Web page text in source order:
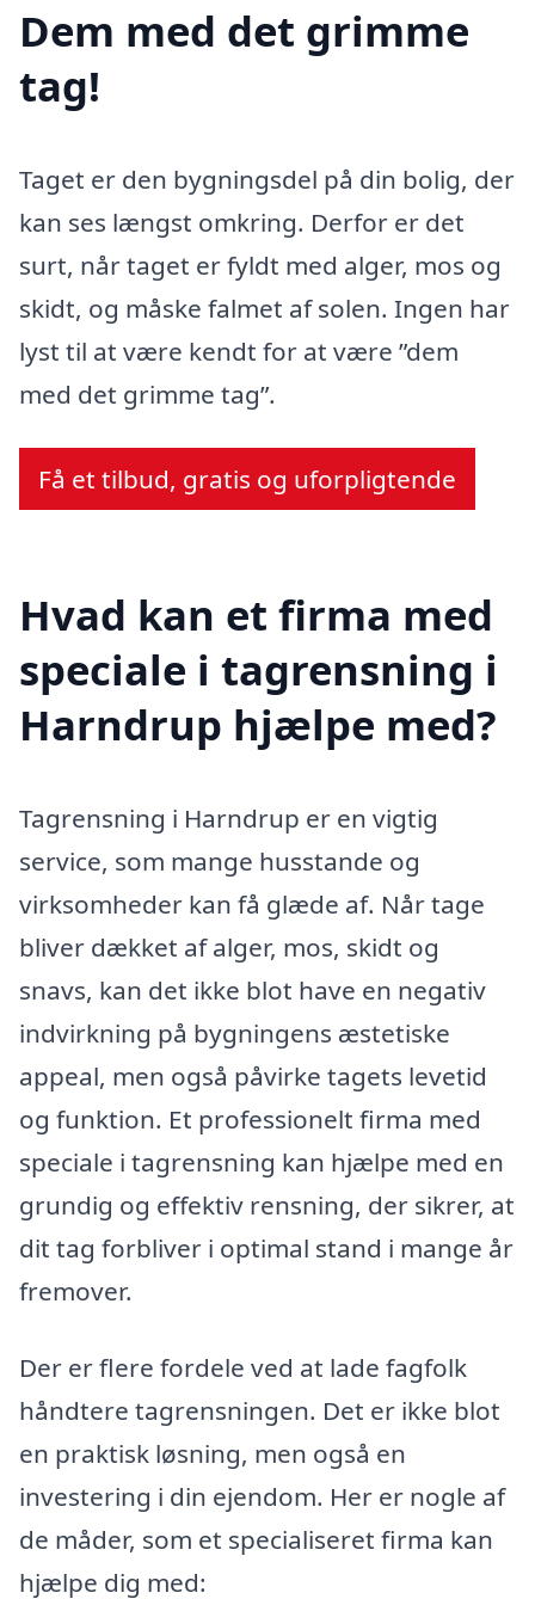
Dem med det grimme
tag!
Taget er den bygningsdel på din bolig, der
kan ses længst omkring. Derfor er det
surt, når taget er fyldt med alger, mos og
skidt, og måske falmet af solen. Ingen har
lyst til at være kendt for at være ”dem
med det grimme tag”.
Få et tilbud, gratis og uforpligtende
Hvad kan et firma med
speciale i tagrensning i
Harndrup hjælpe med?
Tagrensning i Harndrup er en vigtig
service, som mange husstande og
virksomheder kan få glæde af. Når tage
bliver dækket af alger, mos, skidt og
snavs, kan det ikke blot have en negativ
indvirkning på bygningens æstetiske
appeal, men også påvirke tagets levetid
og funktion. Et professionelt firma med
speciale i tagrensning kan hjælpe med en
grundig og effektiv rensning, der sikrer, at
dit tag forbliver i optimal stand i mange år
fremover.
Der er flere fordele ved at lade fagfolk
håndtere tagrensningen. Det er ikke blot
en praktisk løsning, men også en
investering i din ejendom. Her er nogle af
de måder, som et specialiseret firma kan
hjælpe dig med: